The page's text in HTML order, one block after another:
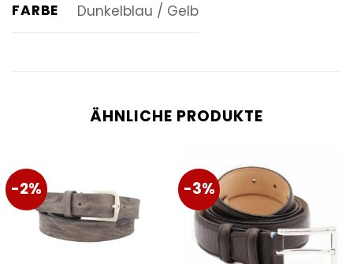
FARBE Dunkelblau / Gelb
ÄHNLICHE PRODUKTE
-2% -3%